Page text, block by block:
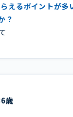
えるポイントが多
？
歳